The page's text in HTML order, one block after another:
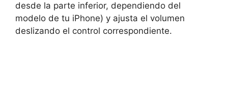
desde ⁢la parte inferior, dependiendo del ​
modelo de tu iPhone) y ajusta el volumen
deslizando el control correspondiente.